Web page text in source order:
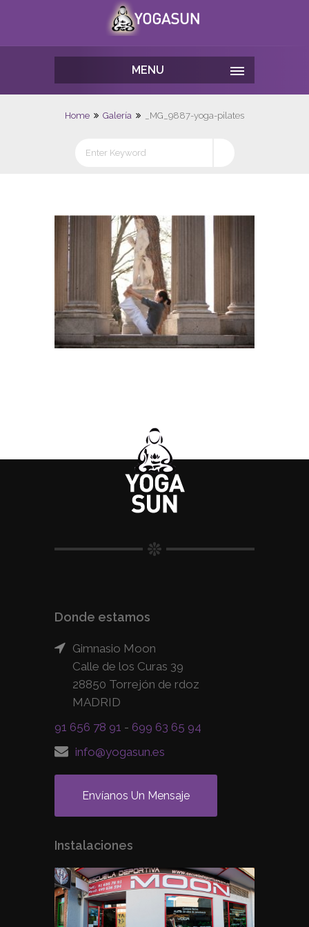
MENU
Home Galería _MG_9887-yoga-pilates
Donde estamos
Gimnasio Moon
Calle de los Curas 39
28850 Torrejón de rdoz
MADRID
91 656 78 91 - 699 63 65 94
info@yogasun.es
Envíanos Un Mensaje
Instalaciones